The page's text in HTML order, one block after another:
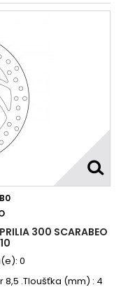
300 SCARABEO
0
8,5 .Tloušťka (mm) : 4